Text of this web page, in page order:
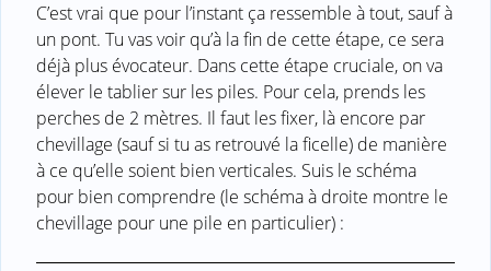
C’est vrai que pour l’instant ça ressemble à tout, sauf à
un pont. Tu vas voir qu’à la fin de cette étape, ce sera
déjà plus évocateur. Dans cette étape cruciale, on va
élever le tablier sur les piles. Pour cela, prends les
perches de 2 mètres. Il faut les fixer, là encore par
chevillage (sauf si tu as retrouvé la ficelle) de manière
à ce qu’elle soient bien verticales. Suis le schéma
pour bien comprendre (le schéma à droite montre le
chevillage pour une pile en particulier) :